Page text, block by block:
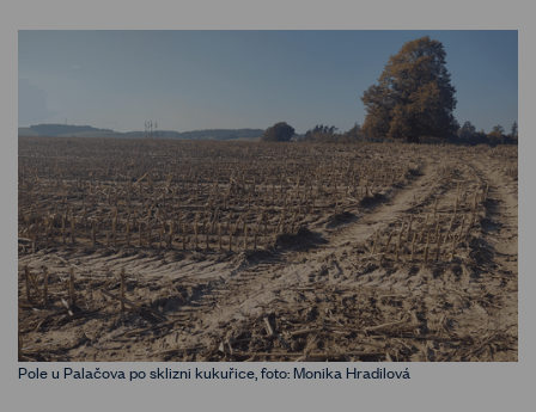
Pole u Palačova po sklizni kukuřice, foto: Monika Hradilová